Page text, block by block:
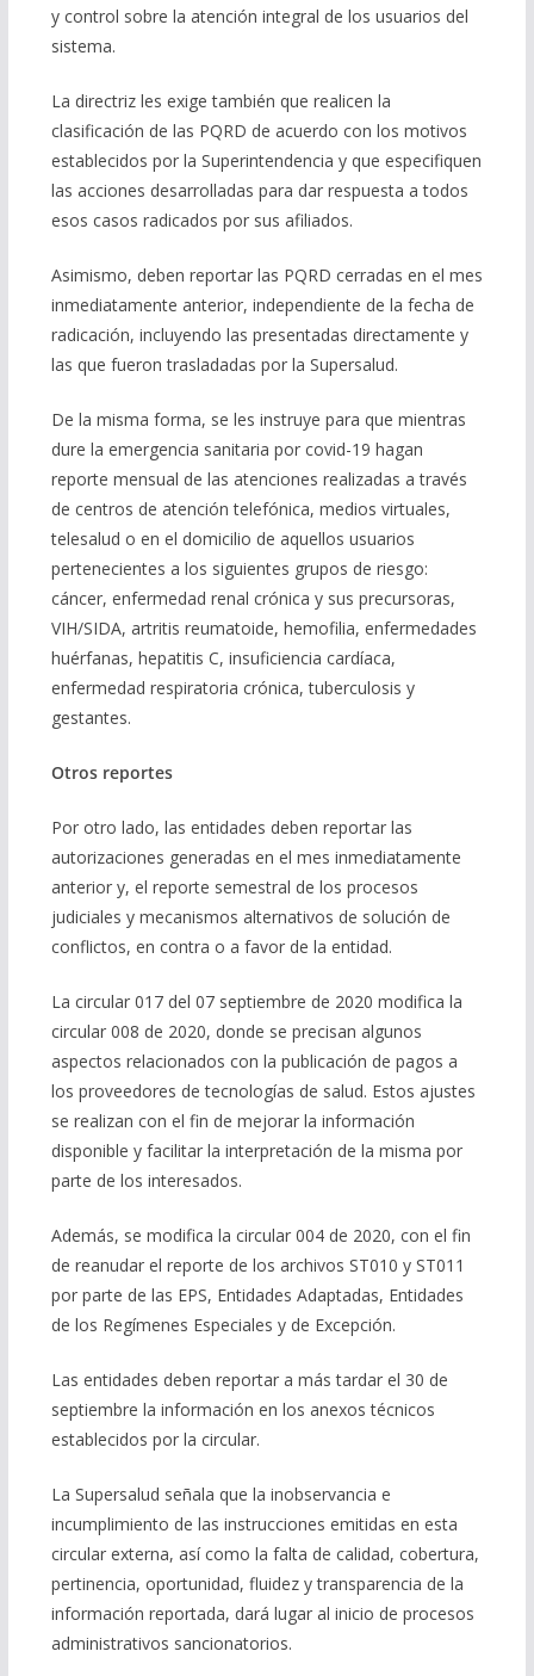
y control sobre la atención integral de los usuarios del
sistema.
La directriz les exige también que realicen la
clasificación de las PQRD de acuerdo con los motivos
establecidos por la Superintendencia y que especifiquen
las acciones desarrolladas para dar respuesta a todos
esos casos radicados por sus afiliados.
Asimismo, deben reportar las PQRD cerradas en el mes
inmediatamente anterior, independiente de la fecha de
radicación, incluyendo las presentadas directamente y
las que fueron trasladadas por la Supersalud.
De la misma forma, se les instruye para que mientras
dure la emergencia sanitaria por covid-19 hagan
reporte mensual de las atenciones realizadas a través
de centros de atención telefónica, medios virtuales,
telesalud o en el domicilio de aquellos usuarios
pertenecientes a los siguientes grupos de riesgo:
cáncer, enfermedad renal crónica y sus precursoras,
VIH/SIDA, artritis reumatoide, hemofilia, enfermedades
huérfanas, hepatitis C, insuficiencia cardíaca,
enfermedad respiratoria crónica, tuberculosis y
gestantes.
Otros reportes
Por otro lado, las entidades deben reportar las
autorizaciones generadas en el mes inmediatamente
anterior y, el reporte semestral de los procesos
judiciales y mecanismos alternativos de solución de
conflictos, en contra o a favor de la entidad.
La circular 017 del 07 septiembre de 2020 modifica la
circular 008 de 2020, donde se precisan algunos
aspectos relacionados con la publicación de pagos a
los proveedores de tecnologías de salud. Estos ajustes
se realizan con el fin de mejorar la información
disponible y facilitar la interpretación de la misma por
parte de los interesados.
Además, se modifica la circular 004 de 2020, con el fin
de reanudar el reporte de los archivos ST010 y ST011
por parte de las EPS, Entidades Adaptadas, Entidades
de los Regímenes Especiales y de Excepción.
Las entidades deben reportar a más tardar el 30 de
septiembre la información en los anexos técnicos
establecidos por la circular.
La Supersalud señala que la inobservancia e
incumplimiento de las instrucciones emitidas en esta
circular externa, así como la falta de calidad, cobertura,
pertinencia, oportunidad, fluidez y transparencia de la
información reportada, dará lugar al inicio de procesos
administrativos sancionatorios.